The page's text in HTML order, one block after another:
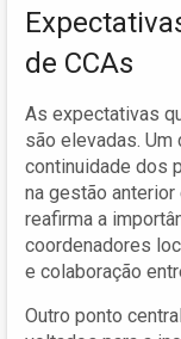
de CCAs
As expectativas
são elevadas.
continuidade dos
na gestão anterior
reafirma a
coordenadores
e colaboração
Outro ponto